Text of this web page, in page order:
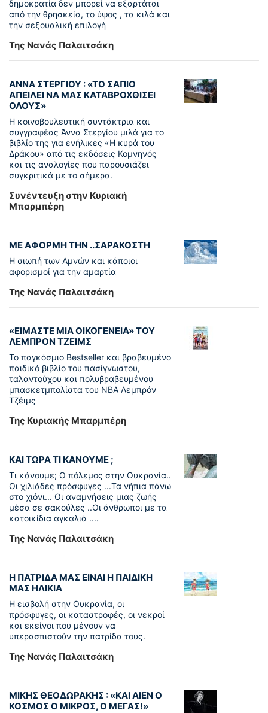
δημοκρατία δεν μπορεί να εξαρτάται
από την θρησκεία, το ύψος , τα κιλά και
την σεξουαλική επιλογή
Της Νανάς Παλαιτσάκη
ΑΝΝΑ ΣΤΕΡΓΙΟΥ : «ΤΟ ΣΑΠΙΟ
ΑΠΕΙΛΕΙ ΝΑ ΜΑΣ ΚΑΤΑΒΡΟΧΘΙΣΕΙ
ΟΛΟΥΣ»
Η κοινοβουλευτική συντάκτρια και
συγγραφέας Άννα Στεργίου μιλά για το
βιβλίο της για ενήλικες «Η κυρά του
Δράκου» από τις εκδόσεις Κομνηνός
και τις αναλογίες που παρουσιάζει
συγκριτικά με το σήμερα.
Συνέντευξη στην Κυριακή
Μπαρμπέρη
ΜΕ ΑΦΟΡΜΗ ΤΗΝ ..ΣΑΡΑΚΟΣΤΗ
Η σιωπή των Αμνών και κάποιοι
αφορισμοί για την αμαρτία
Της Νανάς Παλαιτσάκη
«ΕΙΜΑΣΤΕ ΜΙΑ ΟΙΚΟΓΕΝΕΙΑ» ΤΟΥ
ΛΕΜΠΡΟΝ ΤΖΕΙΜΣ
To παγκόσµιο Bestseller και βραβευµένο
παιδικό βιβλίο του πασίγνωστου,
ταλαντούχου και πολυβραβευµένου
µπασκετµπολίστα του NBA Λεµπρόν
Τζέιμς
Της Κυριακής Μπαρμπέρη
ΚΑΙ ΤΩΡΑ ΤΙ ΚΑΝΟΥΜΕ ;
Τι κάνουμε; Ο πόλεμος στην Ουκρανία..
Οι χιλιάδες πρόσφυγες ...Τα νήπια πάνω
στο χιόνι... Οι αναμνήσεις μιας ζωής
μέσα σε σακούλες ..Οι άνθρωποι με τα
κατοικίδια αγκαλιά ....
Της Νανάς Παλαιτσάκη
Η ΠΑΤΡΙΔΑ ΜΑΣ ΕΙΝΑΙ Η ΠΑΙΔΙΚΗ
ΜΑΣ ΗΛΙΚΙΑ
Η εισβολή στην Ουκρανία, οι
πρόσφυγες, οι καταστροφές, οι νεκροί
και εκείνοι που μένουν να
υπερασπιστούν την πατρίδα τους.
Της Νανάς Παλαιτσάκη
ΜΙΚΗΣ ΘΕΟΔΩΡΑΚΗΣ : «KAI ΑΙΕΝ Ο
ΚΟΣΜΟΣ Ο ΜΙΚΡΟΣ, Ο ΜΕΓΑΣ!»